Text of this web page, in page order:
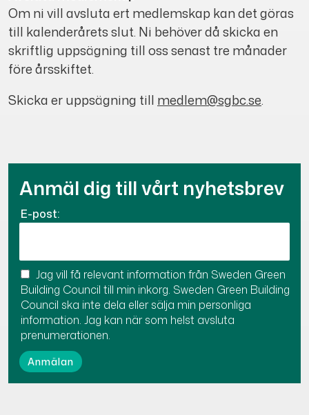
Om ni vill avsluta ert medlemskap kan det göras
till kalenderårets slut. Ni behöver då skicka en
skriftlig uppsägning till oss senast tre månader
före årsskiftet.
Skicka er uppsägning till medlem@sgbc.se.
Anmäl dig till vårt nyhetsbrev
E-post:
Jag vill få relevant information från Sweden Green
Building Council till min inkorg. Sweden Green Building
Council ska inte dela eller sälja min personliga
information. Jag kan när som helst avsluta
prenumerationen.